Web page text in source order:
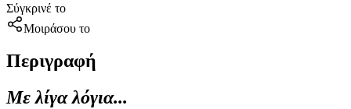
Σύγκρινέ το
Μοιράσου το
Περιγραφή
Με λίγα λόγια...